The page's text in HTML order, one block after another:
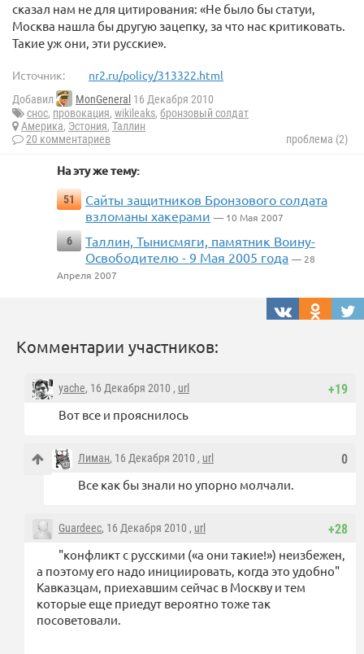
сказал нам не для цитирования: «Не было бы статуи,
Москва нашла бы другую зацепку, за что нас критиковать.
Такие уж они, эти русские».
Источник: nr2.ru/policy/313322.html
Добавил MonGeneral 16 Декабря 2010
снос, провокация, wikileaks, бронзовый солдат
Америка, Эстония, Таллин
20 комментариев
проблема (2)
На эту же тему:
51
Сайты защитников Бронзового солдата
взломаны хакерами — 10 Мая 2007
6
Таллин, Тынисмяги, памятник Воину-
Освободителю - 9 Мая 2005 года — 28
Апреля 2007
Комментарии участников:
+19
yache, 16 Декабря 2010 , url
Вот все и прояснилось
0
Лиман, 16 Декабря 2010 , url
Все как бы знали но упорно молчали.
+28
Guardeec, 16 Декабря 2010 , url
"конфликт с русскими («а они такие!») неизбежен,
а поэтому его надо инициировать, когда это удобно"
Кавказцам, приехавшим сейчас в Москву и тем
которые еще приедут вероятно тоже так
посоветовали.